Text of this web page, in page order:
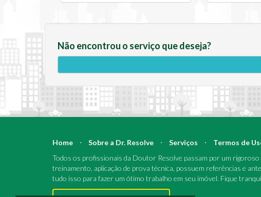
Não encontrou o serviço que deseja?
Home ⋅ Sobre a Dr. Resolve ⋅ Serviços ⋅ Termos de
Todos os profissionais da Doutor Resolve passam por um rigoroso
treinamento, aplicação de prova técnica, possuem referências e
tudo isso para fazer um ótimo trabalho em seu imóvel. Fique